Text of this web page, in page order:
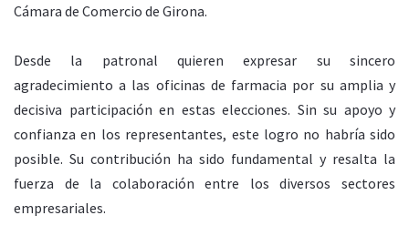
Cámara de Comercio de Girona.
Desde la patronal quieren expresar su sincero
agradecimiento a las oficinas de farmacia por su amplia y
decisiva participación en estas elecciones. Sin su apoyo y
confianza en los representantes, este logro no habría sido
posible. Su contribución ha sido fundamental y resalta la
fuerza de la colaboración entre los diversos sectores
empresariales.